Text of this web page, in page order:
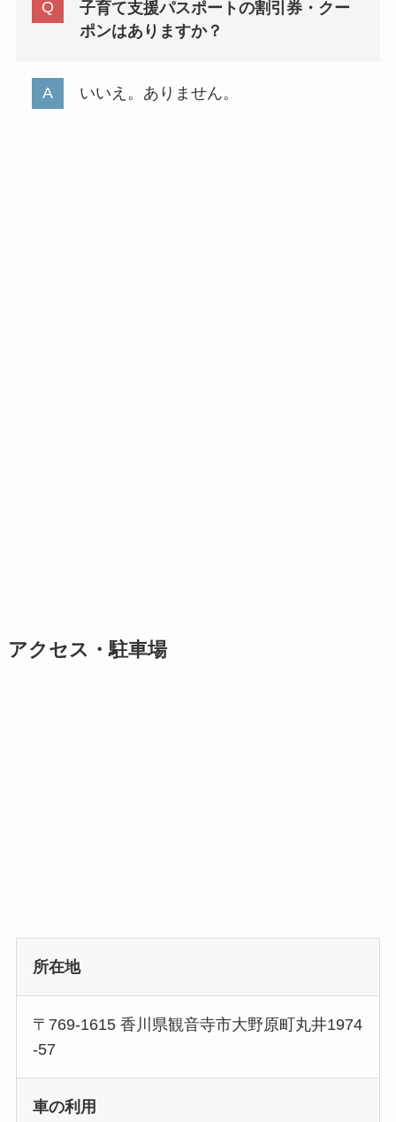
子育て支援パスポートの割引券・クー
ポンはありますか？
いいえ。ありません。
アクセス・駐車場
所在地
〒769-1615 香川県観音寺市大野原町丸井1974
‐57
車の利用